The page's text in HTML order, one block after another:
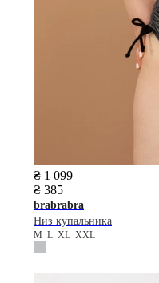
₴ 1 099
₴ 385
brabrabra
Низ купальника
M L XL XXL